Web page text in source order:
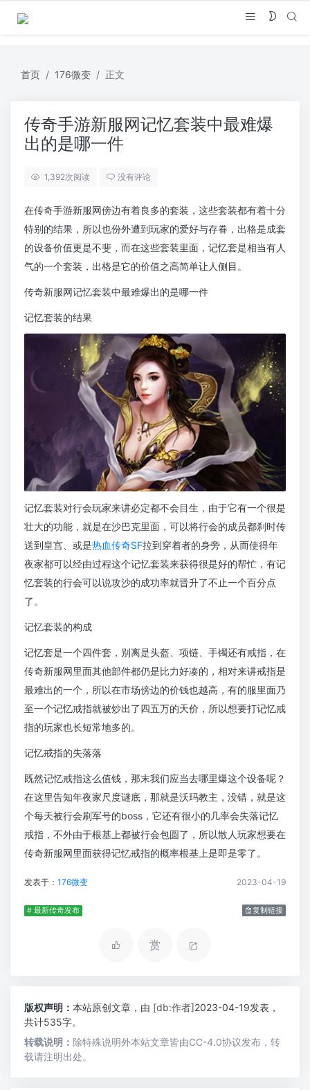
首页 176微变 正文
传奇手游新服网记忆套装中最难爆
出的是哪一件
1,392次阅读 没有评论
在传奇手游新服网傍边有着良多的套装，这些套装都有着十分
特别的结果，所以也份外遭到玩家的爱好与存眷，出格是成套
的设备价值更是不斐，而在这些套装里面，记忆套是相当有人
气的一个套装，出格是它的价值之高简单让人侧目。
传奇新服网记忆套装中最难爆出的是哪一件
记忆套装的结果
记忆套装对行会玩家来讲必定都不会目生，由于它有一个很是
壮大的功能，就是在沙巴克里面，可以将行会的成员都刹时传
送到皇宫、或是热血传奇SF拉到穿着者的身旁，从而使得年
夜家都可以经由过程这个记忆套装来获得很是好的帮忙，有记
忆套装的行会可以说攻沙的成功率就晋升了不止一个百分点
了。
记忆套装的构成
记忆套是一个四件套，别离是头盔、项链、手镯还有戒指，在
传奇新服网里面其他部件都仍是比力好凑的，相对来讲戒指是
最难出的一个，所以在市场傍边的价钱也越高，有的服里面乃
至一个记忆戒指就被炒出了四五万的天价，所以想要打记忆戒
指的玩家也长短常地多的。
记忆戒指的失落落
既然记忆戒指这么值钱，那末我们应当去哪里爆这个设备呢？
在这里告知年夜家尺度谜底，那就是沃玛教主，没错，就是这
个每天被行会刷军号的boss，它还有很小的几率会失落记忆
戒指，不外由于根基上都被行会包圆了，所以散人玩家想要在
传奇新服网里面获得记忆戒指的概率根基上是即是零了。
发表于： 176微变 2023-04-19
# 最新传奇发布 复制链接
赏
版权声明： 本站原创文章，由 [db:作者]2023-04-19发表，
共计535字。
转载说明： 除特殊说明外本站文章皆由CC-4.0协议发布，转
载请注明出处。